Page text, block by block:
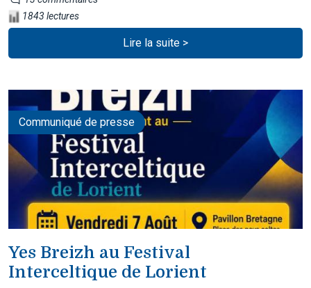
1843 lectures
Lire la suite >
Communiqué de presse
Yes Breizh au Festival
Interceltique de Lorient